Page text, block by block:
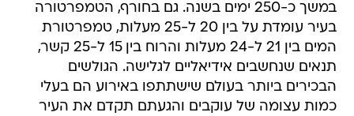
במשך כ-250 ימים בשנה. גם בחורף, הטמפרטורה
בעיר עומדת על בין 20 ל-25 מעלות, טמפרטורת
המים בין 21 ל-24 מעלות והרוח בין 15 ל-25 קשר,
תנאים שנחשבים אידיאליים לגלישה. הגולשים
הבכירים ביותר בעולם שישתתפו באירוע הם בעלי
כמות עצומה של עוקבים והגעתם תקדם את העיר